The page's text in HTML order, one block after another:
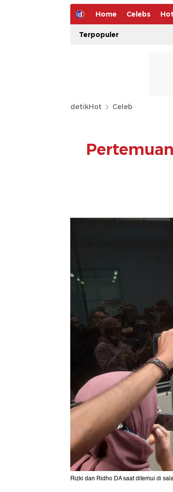
Home Celebs
Terpopuler
detikHot Celeb
Rizki dan Ridho DA saat ditemui di